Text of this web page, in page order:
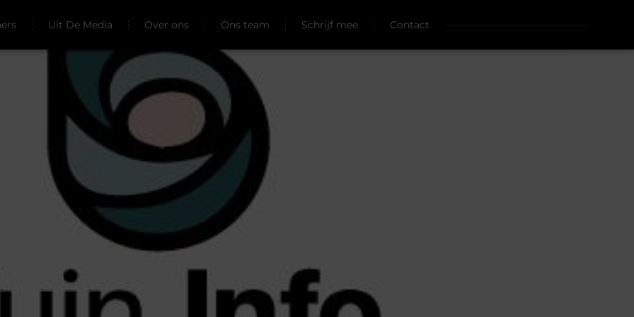
Uit De Media Over ons Ons team Schrijf mee Contact